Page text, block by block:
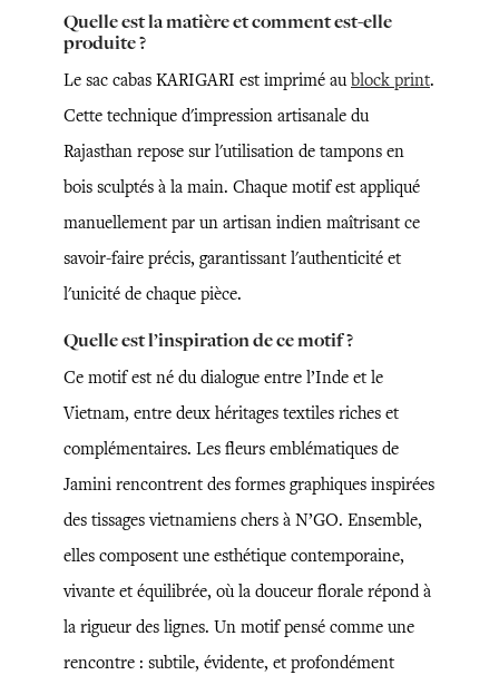
Quelle est la matière et comment est-elle
produite ?
Le sac cabas KARIGARI est imprimé aublock print.
Cette technique d'impression artisanale du
Rajasthan repose sur l'utilisation de tampons en
bois sculptés à la main. Chaque motif est appliqué
manuellement par un artisan indien maîtrisant ce
savoir-faire précis, garantissant l'authenticité et
l'unicité de chaque pièce.
Quelle est l’inspiration de ce motif ?
Ce motif est né du dialogue entre l’Inde et le
Vietnam, entre deux héritages textiles riches et
complémentaires. Les fleurs emblématiques de
Jamini rencontrent des formes graphiques inspirées
des tissages vietnamiens chers à N’GO. Ensemble,
elles composent une esthétique contemporaine,
vivante et équilibrée, où la douceur florale répond à
la rigueur des lignes. Un motif pensé comme une
rencontre : subtile, évidente, et profondément